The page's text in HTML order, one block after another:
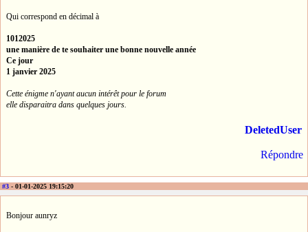
Qui correspond en décimal à
1012025
une manière de te souhaiter une bonne nouvelle année
Ce jour
1 janvier 2025
Cette énigme n'ayant aucun intérêt pour le forum
elle disparaitra dans quelques jours.
DeletedUser
Répondre
#3 - 01-01-2025 19:15:20
Bonjour aunryz